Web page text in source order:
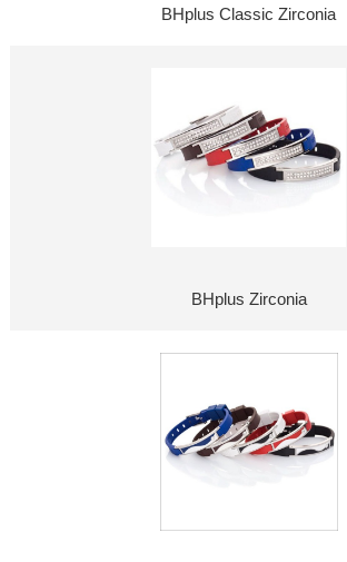
BHplus Classic Zirconia
BHplus Zirconia